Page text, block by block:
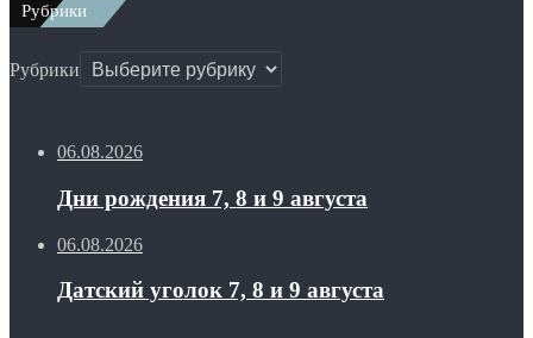
Рубрики
Рубрики
06.08.2026
Дни рождения 7, 8 и 9 августа
06.08.2026
Датский уголок 7, 8 и 9 августа